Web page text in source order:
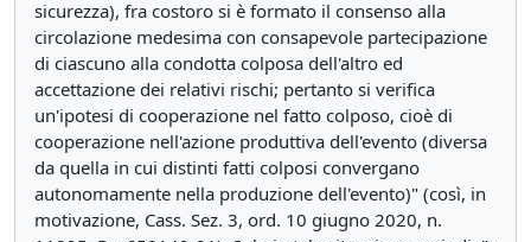
sicurezza), fra costoro si è formato il consenso alla
circolazione medesima con consapevole partecipazione
di ciascuno alla condotta colposa dell'altro ed
accettazione dei relativi rischi; pertanto si verifica
un'ipotesi di cooperazione nel fatto colposo, cioè di
cooperazione nell'azione produttiva dell'evento (diversa
da quella in cui distinti fatti colposi convergano
autonomamente nella produzione dell'evento)" (così, in
motivazione, Cass. Sez. 3, ord. 10 giugno 2020, n.